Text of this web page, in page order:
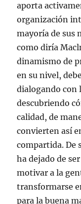
aporta
organización
mayoría de sus
como diría
dinamismo de
en su nivel,
dialogando con
descubriendo
calidad, de
convierten así
compartida. De
ha dejado de
motivar a la
transformarse
para la buena